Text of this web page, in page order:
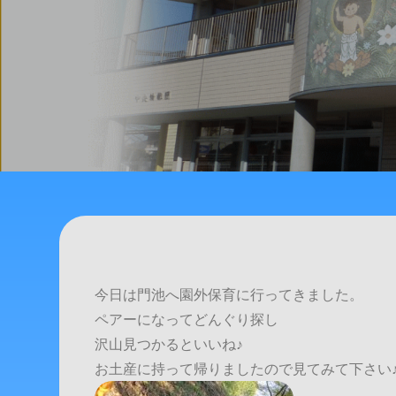
今日は門池へ園外保育に行ってきました。
ペアーになってどんぐり探し
沢山見つかるといいね♪
お土産に持って帰りましたので見てみて下さい